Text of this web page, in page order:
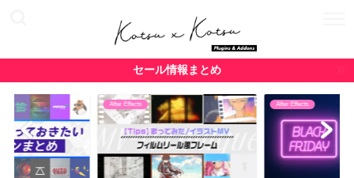
セール情報まとめ
After Effects After Effects